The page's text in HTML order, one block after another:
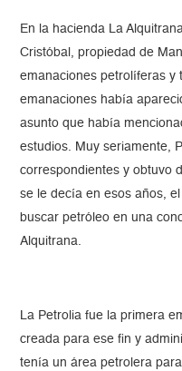
En la hacienda La
Cristóbal, propiedad de
emanaciones petrolíferas y
emanaciones había
asunto que había
estudios. Muy seriamente,
correspondientes y obtuvo
se le decía en esos años,
buscar petróleo en una
Alquitrana.
La Petrolia fue la primera
creada para ese fin y
tenía un área petrolera